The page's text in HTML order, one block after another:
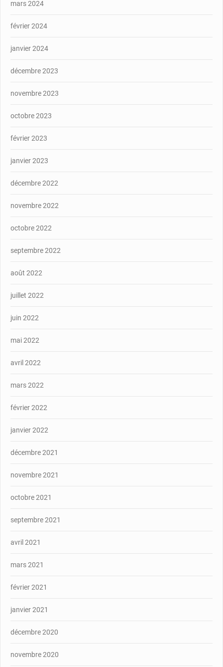
mars 2024
février 2024
janvier 2024
décembre 2023
novembre 2023
octobre 2023
février 2023
janvier 2023
décembre 2022
novembre 2022
octobre 2022
septembre 2022
août 2022
juillet 2022
juin 2022
mai 2022
avril 2022
mars 2022
février 2022
janvier 2022
décembre 2021
novembre 2021
octobre 2021
septembre 2021
avril 2021
mars 2021
février 2021
janvier 2021
décembre 2020
novembre 2020